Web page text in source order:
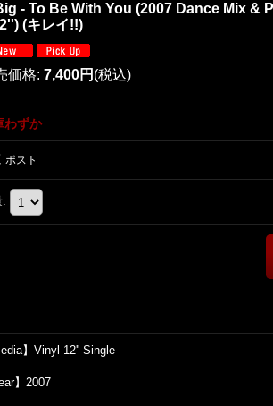
- To Be With You (2007 Dance Mix
(キレイ!!)
価格: 7,400円 (税込)
わずか
:
】Vinyl 12'' Single
】2007